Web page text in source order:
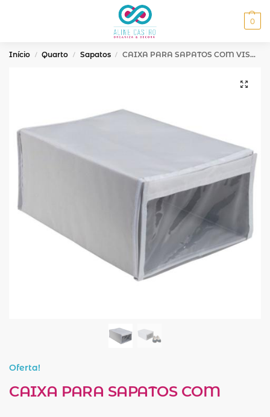
0
Início / Quarto / Sapatos / CAIXA PARA SAPATOS COM VISOR TRANSPARENTE – NYLON BRANCO
Oferta!
CAIXA PARA SAPATOS COM